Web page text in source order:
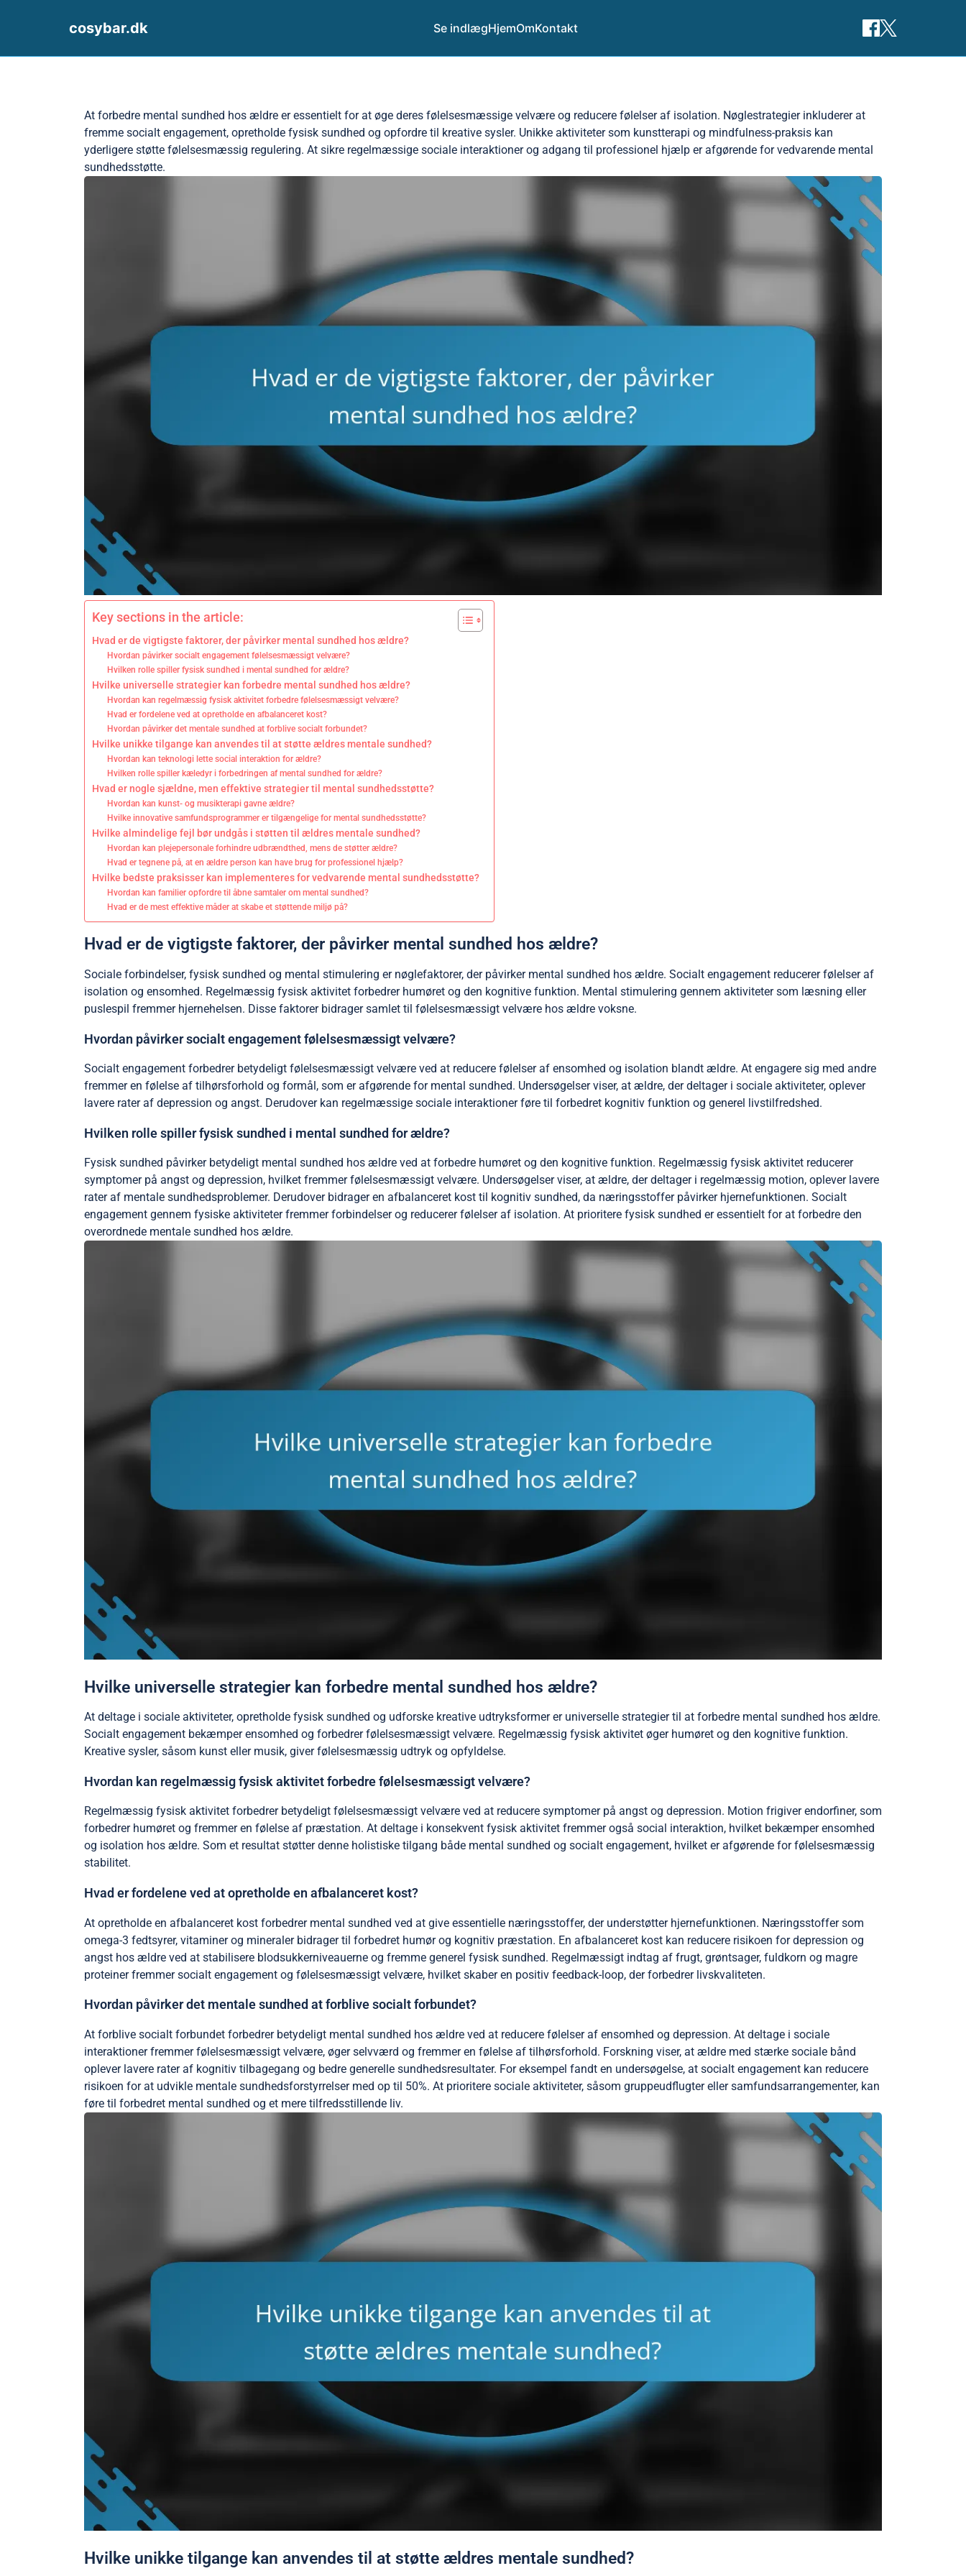
cosybar.dk Se indlægHjemOmKontakt
At forbedre mental sundhed hos ældre er essentielt for at øge deres følelsesmæssige velvære og reducere følelser af isolation. Nøglestrategier inkluderer at
fremme socialt engagement, opretholde fysisk sundhed og opfordre til kreative sysler. Unikke aktiviteter som kunstterapi og mindfulness-praksis kan
yderligere støtte følelsesmæssig regulering. At sikre regelmæssige sociale interaktioner og adgang til professionel hjælp er afgørende for vedvarende mental
sundhedsstøtte.
Key sections in the article:
Hvad er de vigtigste faktorer, der påvirker mental sundhed hos ældre?
Hvordan påvirker socialt engagement følelsesmæssigt velvære?
Hvilken rolle spiller fysisk sundhed i mental sundhed for ældre?
Hvilke universelle strategier kan forbedre mental sundhed hos ældre?
Hvordan kan regelmæssig fysisk aktivitet forbedre følelsesmæssigt velvære?
Hvad er fordelene ved at opretholde en afbalanceret kost?
Hvordan påvirker det mentale sundhed at forblive socialt forbundet?
Hvilke unikke tilgange kan anvendes til at støtte ældres mentale sundhed?
Hvordan kan teknologi lette social interaktion for ældre?
Hvilken rolle spiller kæledyr i forbedringen af mental sundhed for ældre?
Hvad er nogle sjældne, men effektive strategier til mental sundhedsstøtte?
Hvordan kan kunst- og musikterapi gavne ældre?
Hvilke innovative samfundsprogrammer er tilgængelige for mental sundhedsstøtte?
Hvilke almindelige fejl bør undgås i støtten til ældres mentale sundhed?
Hvordan kan plejepersonale forhindre udbrændthed, mens de støtter ældre?
Hvad er tegnene på, at en ældre person kan have brug for professionel hjælp?
Hvilke bedste praksisser kan implementeres for vedvarende mental sundhedsstøtte?
Hvordan kan familier opfordre til åbne samtaler om mental sundhed?
Hvad er de mest effektive måder at skabe et støttende miljø på?
Hvad er de vigtigste faktorer, der påvirker mental sundhed hos ældre?
Sociale forbindelser, fysisk sundhed og mental stimulering er nøglefaktorer, der påvirker mental sundhed hos ældre. Socialt engagement reducerer følelser af
isolation og ensomhed. Regelmæssig fysisk aktivitet forbedrer humøret og den kognitive funktion. Mental stimulering gennem aktiviteter som læsning eller
puslespil fremmer hjernehelsen. Disse faktorer bidrager samlet til følelsesmæssigt velvære hos ældre voksne.
Hvordan påvirker socialt engagement følelsesmæssigt velvære?
Socialt engagement forbedrer betydeligt følelsesmæssigt velvære ved at reducere følelser af ensomhed og isolation blandt ældre. At engagere sig med andre
fremmer en følelse af tilhørsforhold og formål, som er afgørende for mental sundhed. Undersøgelser viser, at ældre, der deltager i sociale aktiviteter, oplever
lavere rater af depression og angst. Derudover kan regelmæssige sociale interaktioner føre til forbedret kognitiv funktion og generel livstilfredshed.
Hvilken rolle spiller fysisk sundhed i mental sundhed for ældre?
Fysisk sundhed påvirker betydeligt mental sundhed hos ældre ved at forbedre humøret og den kognitive funktion. Regelmæssig fysisk aktivitet reducerer
symptomer på angst og depression, hvilket fremmer følelsesmæssigt velvære. Undersøgelser viser, at ældre, der deltager i regelmæssig motion, oplever lavere
rater af mentale sundhedsproblemer. Derudover bidrager en afbalanceret kost til kognitiv sundhed, da næringsstoffer påvirker hjernefunktionen. Socialt
engagement gennem fysiske aktiviteter fremmer forbindelser og reducerer følelser af isolation. At prioritere fysisk sundhed er essentielt for at forbedre den
overordnede mentale sundhed hos ældre.
Hvilke universelle strategier kan forbedre mental sundhed hos ældre?
At deltage i sociale aktiviteter, opretholde fysisk sundhed og udforske kreative udtryksformer er universelle strategier til at forbedre mental sundhed hos ældre.
Socialt engagement bekæmper ensomhed og forbedrer følelsesmæssigt velvære. Regelmæssig fysisk aktivitet øger humøret og den kognitive funktion.
Kreative sysler, såsom kunst eller musik, giver følelsesmæssig udtryk og opfyldelse.
Hvordan kan regelmæssig fysisk aktivitet forbedre følelsesmæssigt velvære?
Regelmæssig fysisk aktivitet forbedrer betydeligt følelsesmæssigt velvære ved at reducere symptomer på angst og depression. Motion frigiver endorfiner, som
forbedrer humøret og fremmer en følelse af præstation. At deltage i konsekvent fysisk aktivitet fremmer også social interaktion, hvilket bekæmper ensomhed
og isolation hos ældre. Som et resultat støtter denne holistiske tilgang både mental sundhed og socialt engagement, hvilket er afgørende for følelsesmæssig
stabilitet.
Hvad er fordelene ved at opretholde en afbalanceret kost?
At opretholde en afbalanceret kost forbedrer mental sundhed ved at give essentielle næringsstoffer, der understøtter hjernefunktionen. Næringsstoffer som
omega-3 fedtsyrer, vitaminer og mineraler bidrager til forbedret humør og kognitiv præstation. En afbalanceret kost kan reducere risikoen for depression og
angst hos ældre ved at stabilisere blodsukkerniveauerne og fremme generel fysisk sundhed. Regelmæssigt indtag af frugt, grøntsager, fuldkorn og magre
proteiner fremmer socialt engagement og følelsesmæssigt velvære, hvilket skaber en positiv feedback-loop, der forbedrer livskvaliteten.
Hvordan påvirker det mentale sundhed at forblive socialt forbundet?
At forblive socialt forbundet forbedrer betydeligt mental sundhed hos ældre ved at reducere følelser af ensomhed og depression. At deltage i sociale
interaktioner fremmer følelsesmæssigt velvære, øger selvværd og fremmer en følelse af tilhørsforhold. Forskning viser, at ældre med stærke sociale bånd
oplever lavere rater af kognitiv tilbagegang og bedre generelle sundhedsresultater. For eksempel fandt en undersøgelse, at socialt engagement kan reducere
risikoen for at udvikle mentale sundhedsforstyrrelser med op til 50%. At prioritere sociale aktiviteter, såsom gruppeudflugter eller samfundsarrangementer, kan
føre til forbedret mental sundhed og et mere tilfredsstillende liv.
Hvilke unikke tilgange kan anvendes til at støtte ældres mentale sundhed?